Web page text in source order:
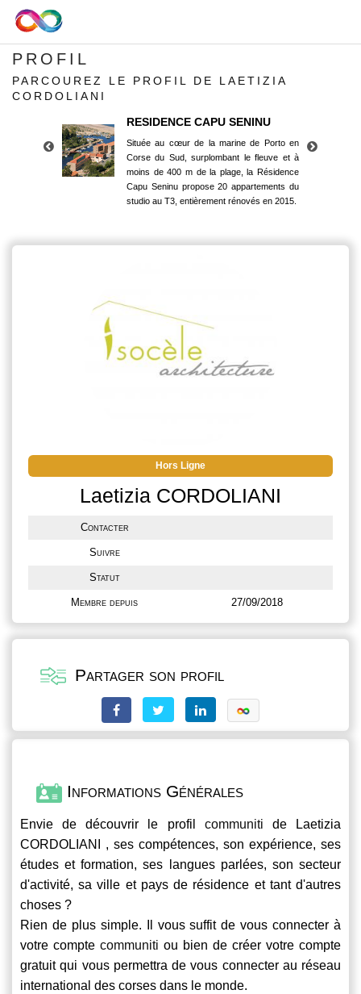
PROFIL
PARCOUREZ LE PROFIL DE LAETIZIA
CORDOLIANI
RESIDENCE CAPU SENINU
Située au cœur de la marine de Porto en
Corse du Sud, surplombant le fleuve et à
moins de 400 m de la plage, la Résidence
Capu Seninu propose 20 appartements du
studio au T3, entièrement rénovés en 2015.
Hors Ligne
Laetizia CORDOLIANI
Contacter
Suivre
Statut
Membre depuis 27/09/2018
Partager son profil
Informations Générales
Envie de découvrir le profil communiti de Laetizia
CORDOLIANI , ses compétences, son expérience, ses
études et formation, ses langues parlées, son secteur
d'activité, sa ville et pays de résidence et tant d'autres
choses ?
Rien de plus simple. Il vous suffit de vous connecter à
votre compte communiti ou bien de créer votre compte
gratuit qui vous permettra de vous connecter au réseau
international des corses dans le monde.